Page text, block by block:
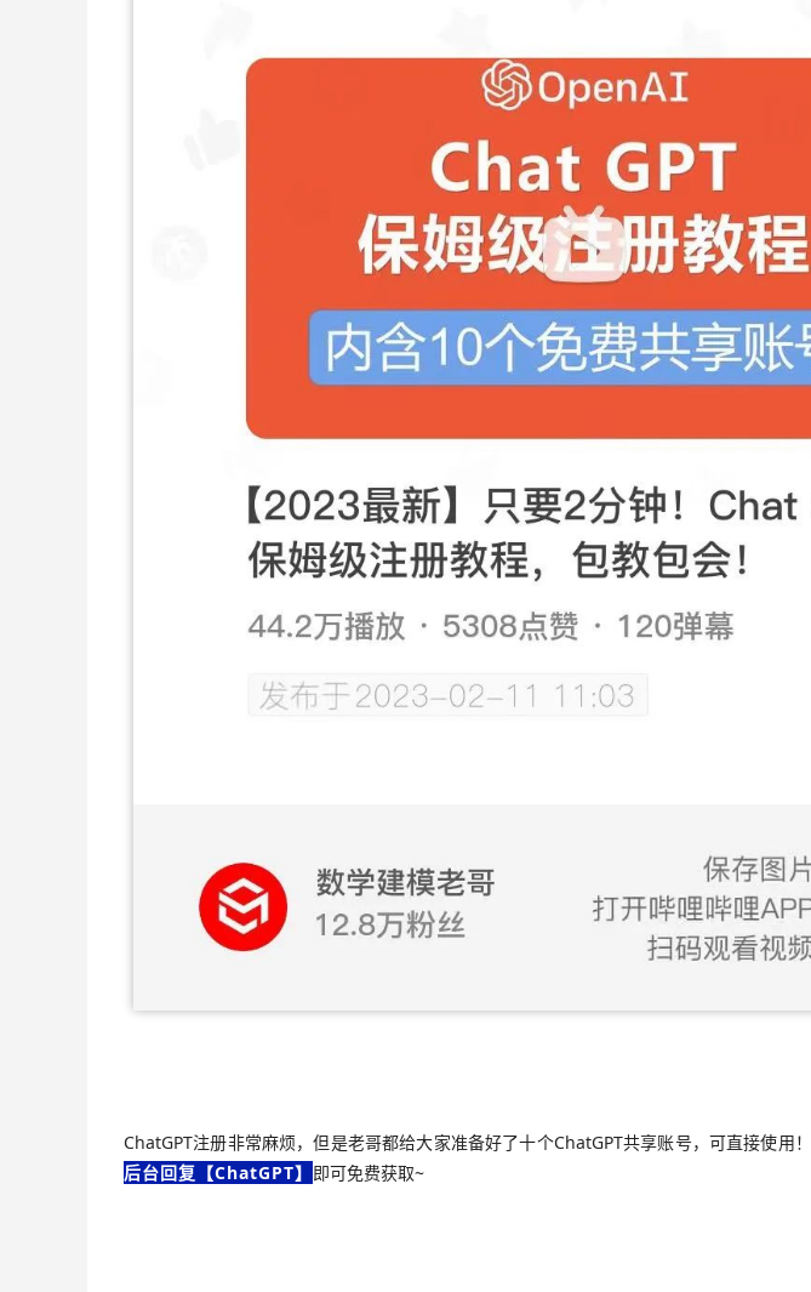
ChatGPT注册非常麻烦，但是老哥都给大家准备好了十个ChatGPT共享账号，可直接使用！
后台回复【ChatGPT】 即可免费获取~